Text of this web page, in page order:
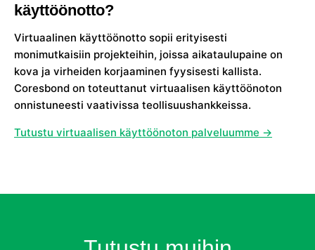
käyttöönotto?
Virtuaalinen käyttöönotto sopii erityisesti
monimutkaisiin projekteihin, joissa aikataulupaine on
kova ja virheiden korjaaminen fyysisesti kallista.
Coresbond on toteuttanut virtuaalisen käyttöönoton
onnistuneesti vaativissa teollisuushankkeissa.
Tutustu virtuaalisen käyttöönoton palveluumme →